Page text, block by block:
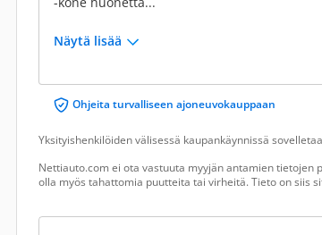
Näytä lisää
Ohjeita turvalliseen ajoneuvokauppaan
Yksityishenkilöiden välisessä kaupankäynnissä
Nettiauto.com ei ota vastuuta myyjän antamien tietojen
olla myös tahattomia puutteita tai virheitä. Tieto on siis